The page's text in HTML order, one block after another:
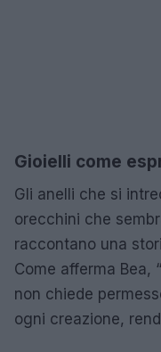
Gioielli come
Gli anelli che si
orecchini che
raccontano una
Come afferma Bea,
non chiede
ogni creazione,